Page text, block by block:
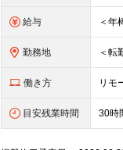
給与
勤務地
働き方 リモ
目安残業時間 30時